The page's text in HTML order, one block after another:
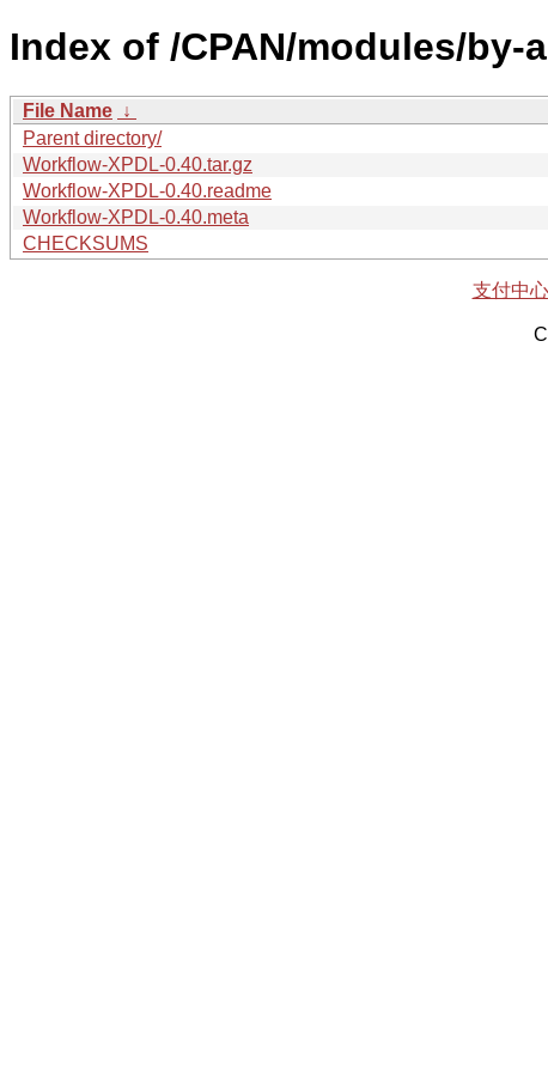
Index of /CPAN/modules/by-
File Name ↓
Parent directory/
Workflow-XPDL-0.40.tar.gz
Workflow-XPDL-0.40.readme
Workflow-XPDL-0.40.meta
CHECKSUMS
支付中心